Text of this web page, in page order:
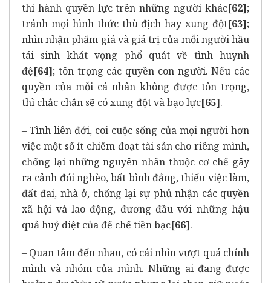
thi hành quyền lực trên những người khác[62];
tránh mọi hình thức thù địch hay xung đột[63];
nhìn nhận phẩm giá và giá trị của mỗi người hầu
tái sinh khát vọng phổ quát về tình huynh
đệ[64]; tôn trọng các quyền con người. Nếu các
quyền của mỗi cá nhân không được tôn trọng,
thì chắc chắn sẽ có xung đột và bạo lực[65].
– Tình liên đới, coi cuộc sống của mọi người hơn
việc một số ít chiếm đoạt tài sản cho riêng mình,
chống lại những nguyên nhân thuộc cơ chế gây
ra cảnh đói nghèo, bất bình đẳng, thiếu việc làm,
đất đai, nhà ở, chống lại sự phủ nhận các quyền
xã hội và lao động, đương đầu với những hậu
quả huỷ diệt của đế chế tiền bạc[66].
– Quan tâm đến nhau, có cái nhìn vượt quá chính
mình và nhóm của mình. Những ai đang được